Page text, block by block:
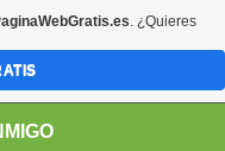
. ¿Quieres